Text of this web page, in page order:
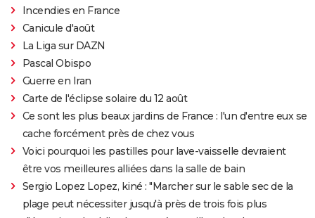
Incendies en France
Canicule d'août
La Liga sur DAZN
Pascal Obispo
Guerre en Iran
Carte de l'éclipse solaire du 12 août
Ce sont les plus beaux jardins de France : l'un d'entre eux se
cache forcément près de chez vous
Voici pourquoi les pastilles pour lave-vaisselle devraient
être vos meilleures alliées dans la salle de bain
Sergio Lopez Lopez, kiné : "Marcher sur le sable sec de la
plage peut nécessiter jusqu'à près de trois fois plus